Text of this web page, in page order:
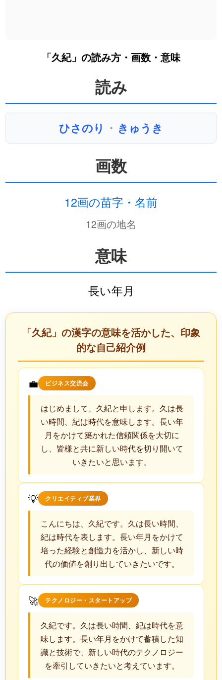
「久紀」の読み方・画数・意味
読み
ひさのり ・ きゅうき
画数
12画の苗字・名前
12画の地名
意味
長い年月
「久紀」の漢字の意味を活かした、印象
的な自己紹介例
💼 ビジネス交流会
はじめまして、久紀と申します。久は長
い時間、紀は時代を意味します。長い年
月をかけて築かれた信頼関係を大切に
し、皆様と共に新しい時代を切り開いて
いきたいと思います。
💡 クリエイティブ業界
こんにちは、久紀です。久は長い時間、
紀は時代を表します。長い年月をかけて
培った経験と創造力を活かし、新しい時
代の価値を創り出していきたいです。
🚀 テクノロジー・スタートアップ
久紀です。久は長い時間、紀は時代を意
味します。長い年月をかけて蓄積した知
識と技術で、新しい時代のテクノロジー
を牽引していきたいと考えています。